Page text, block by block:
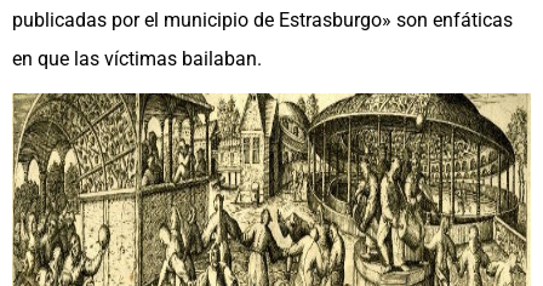
publicadas por el municipio de Estrasburgo» son enfáticas
en que las víctimas bailaban.